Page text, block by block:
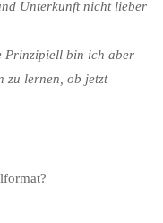
Unterkunft nicht lieber
Prinzipiell bin ich aber
zu lernen, ob jetzt